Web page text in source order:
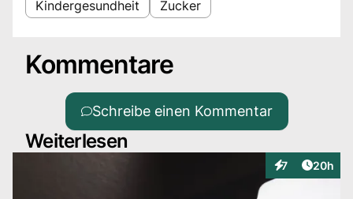
Kindergesundheit Zucker
Kommentare
Schreibe einen Kommentar
Weiterlesen
7
Interaktionen
Artikel
20h